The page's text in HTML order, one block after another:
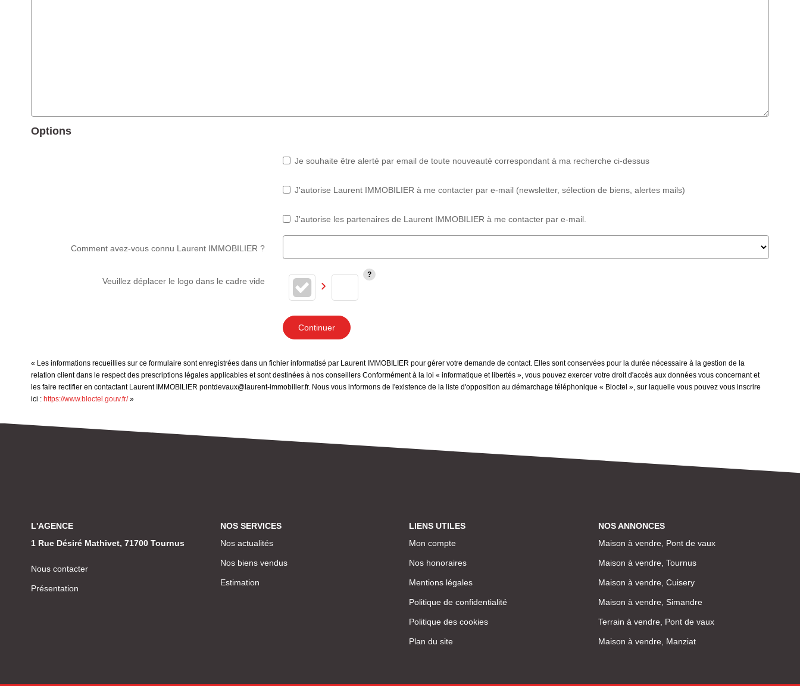
Options
Je souhaite être alerté par email de toute nouveauté correspondant à ma recherche ci-dessus
J'autorise Laurent IMMOBILIER à me contacter par e-mail (newsletter, sélection de biens, alertes mails)
J'autorise les partenaires de Laurent IMMOBILIER à me contacter par e-mail.
Comment avez-vous connu Laurent IMMOBILIER ?
Veuillez déplacer le logo dans le cadre vide
Continuer
« Les informations recueillies sur ce formulaire sont enregistrées dans un fichier informatisé par Laurent IMMOBILIER pour gérer votre demande de contact. Elles sont conservées pour la durée nécessaire à la gestion de la
relation client dans le respect des prescriptions légales applicables et sont destinées à nos conseillers Conformément à la loi « informatique et libertés », vous pouvez exercer votre droit d'accès aux données vous concernant et
les faire rectifier en contactant Laurent IMMOBILIER pontdevaux@laurent-immobilier.fr. Nous vous informons de l'existence de la liste d'opposition au démarchage téléphonique « Bloctel », sur laquelle vous pouvez vous inscrire
ici : https://www.bloctel.gouv.fr/»
L'AGENCE
1 Rue Désiré Mathivet, 71700 Tournus
Nous contacter
Présentation
NOS SERVICES
Nos actualités
Nos biens vendus
Estimation
LIENS UTILES
Mon compte
Nos honoraires
Mentions légales
Politique de confidentialité
Politique des cookies
Plan du site
NOS ANNONCES
Maison à vendre, Pont de vaux
Maison à vendre, Tournus
Maison à vendre, Cuisery
Maison à vendre, Simandre
Terrain à vendre, Pont de vaux
Maison à vendre, Manziat